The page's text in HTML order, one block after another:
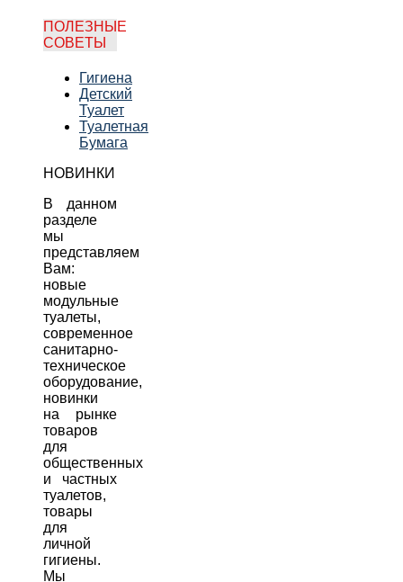
ПОЛЕЗНЫЕ
СОВЕТЫ
Гигиена
Детский
Туалет
Туалетная
Бумага
НОВИНКИ
В данном
разделе
мы
представляем
Вам:
новые
модульные
туалеты,
современное
санитарно-
техническое
оборудование,
новинки
на рынке
товаров
для
общественных
и частных
туалетов,
товары
для
личной
гигиены.
Мы